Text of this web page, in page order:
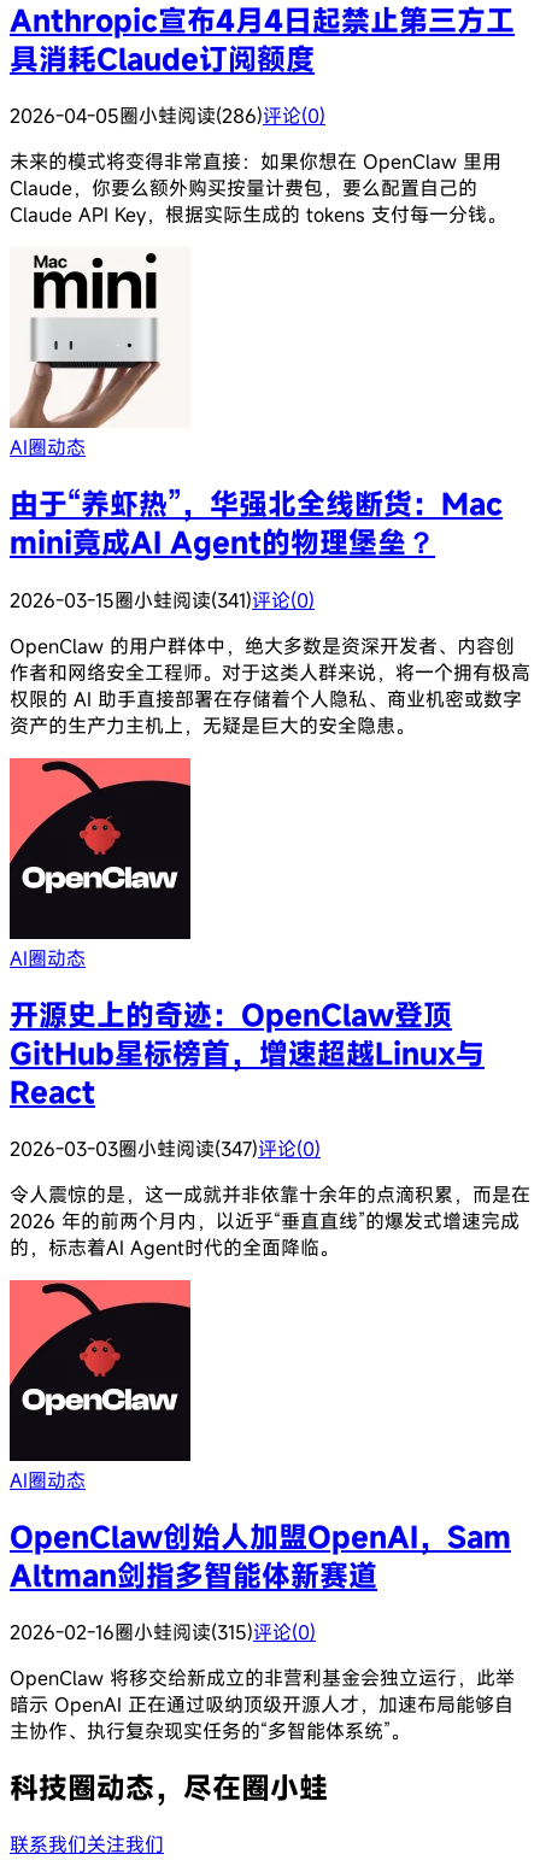
Anthropic宣布4月4日起禁止第三方工
具消耗Claude订阅额度
2026-04-05圈小蛙阅读(286)评论(0)
未来的模式将变得非常直接：如果你想在 OpenClaw 里用
Claude，你要么额外购买按量计费包，要么配置自己的
Claude API Key，根据实际生成的 tokens 支付每一分钱。
AI圈动态
由于“养虾热”，华强北全线断货：Mac
mini竟成AI Agent的物理堡垒？
2026-03-15圈小蛙阅读(341)评论(0)
OpenClaw 的用户群体中，绝大多数是资深开发者、内容创
作者和网络安全工程师。对于这类人群来说，将一个拥有极高
权限的 AI 助手直接部署在存储着个人隐私、商业机密或数字
资产的生产力主机上，无疑是巨大的安全隐患。
AI圈动态
开源史上的奇迹：OpenClaw登顶
GitHub星标榜首，增速超越Linux与
React
2026-03-03圈小蛙阅读(347)评论(0)
令人震惊的是，这一成就并非依靠十余年的点滴积累，而是在
2026 年的前两个月内，以近乎“垂直直线”的爆发式增速完成
的，标志着AI Agent时代的全面降临。
AI圈动态
OpenClaw创始人加盟OpenAI，Sam
Altman剑指多智能体新赛道
2026-02-16圈小蛙阅读(315)评论(0)
OpenClaw 将移交给新成立的非营利基金会独立运行，此举
暗示 OpenAI 正在通过吸纳顶级开源人才，加速布局能够自
主协作、执行复杂现实任务的“多智能体系统”。
科技圈动态，尽在圈小蛙
联系我们关注我们